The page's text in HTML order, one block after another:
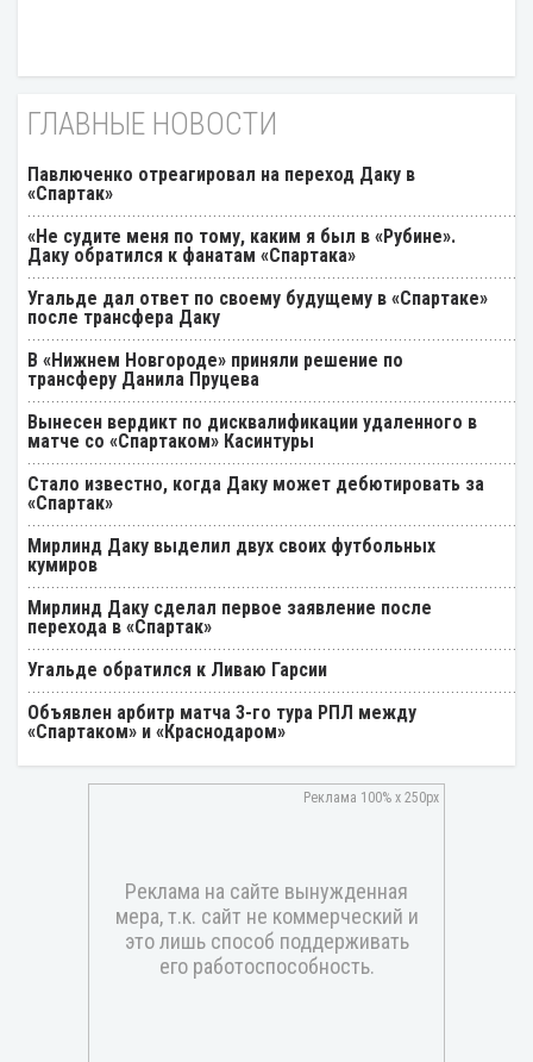
ГЛАВНЫЕ НОВОСТИ
Павлюченко отреагировал на переход Даку в
«Спартак»
«Не судите меня по тому, каким я был в «Рубине».
Даку обратился к фанатам «Спартака»
Угальде дал ответ по своему будущему в «Спартаке»
после трансфера Даку
В «Нижнем Новгороде» приняли решение по
трансферу Данила Пруцева
Вынесен вердикт по дисквалификации удаленного в
матче со «Спартаком» Касинтуры
Стало известно, когда Даку может дебютировать за
«Спартак»
Мирлинд Даку выделил двух своих футбольных
кумиров
Мирлинд Даку сделал первое заявление после
перехода в «Спартак»
Угальде обратился к Ливаю Гарсии
Объявлен арбитр матча 3-го тура РПЛ между
«Спартаком» и «Краснодаром»